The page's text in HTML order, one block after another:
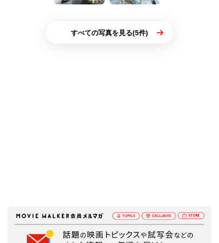
すべての写真を見る(5件)